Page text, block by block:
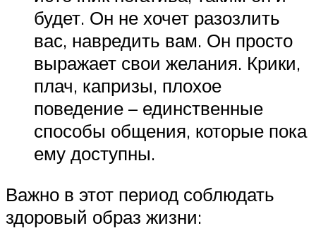
будет. Он не хочет разозлить
вас, навредить вам. Он просто
выражает свои желания. Крики,
плач, капризы, плохое
поведение – единственные
способы общения, которые пока
ему доступны.
Важно в этот период соблюдать
здоровый образ жизни: